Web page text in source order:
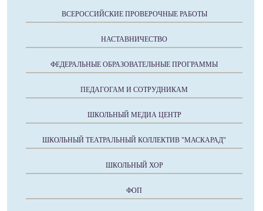
ВСЕРОССИЙСКИЕ ПРОВЕРОЧНЫЕ РАБОТЫ
НАСТАВНИЧЕСТВО
ФЕДЕРАЛЬНЫЕ ОБРАЗОВАТЕЛЬНЫЕ ПРОГРАММЫ
ПЕДАГОГАМ И СОТРУДНИКАМ
ШКОЛЬНЫЙ МЕДИА ЦЕНТР
ШКОЛЬНЫЙ ТЕАТРАЛЬНЫЙ КОЛЛЕКТИВ "МАСКАРАД"
ШКОЛЬНЫЙ ХОР
ФОП